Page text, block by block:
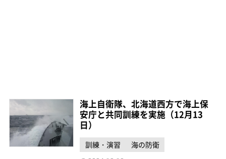
海上自衛隊、北海道西方で海上保
安庁と共同訓練を実施（12月13
日）
訓練・演習 海の防衛